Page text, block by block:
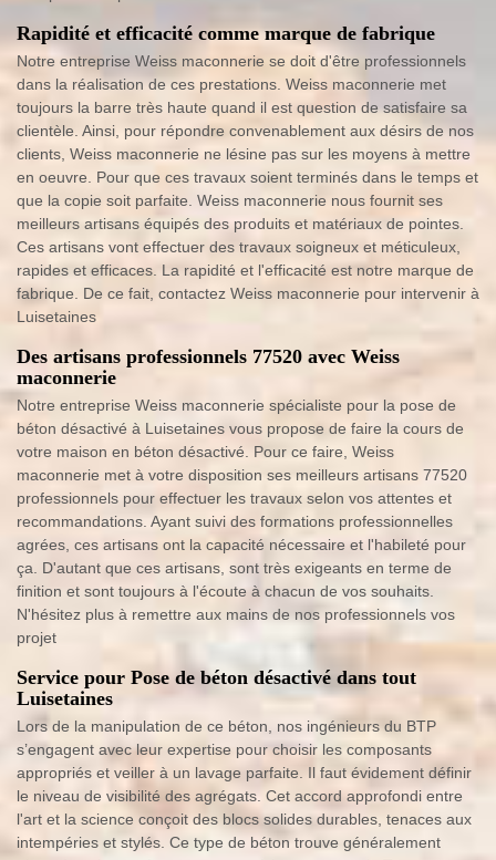
Rapidité et efficacité comme marque de fabrique
Notre entreprise Weiss maconnerie se doit d'être professionnels
dans la réalisation de ces prestations. Weiss maconnerie met
toujours la barre très haute quand il est question de satisfaire sa
clientèle. Ainsi, pour répondre convenablement aux désirs de nos
clients, Weiss maconnerie ne lésine pas sur les moyens à mettre
en oeuvre. Pour que ces travaux soient terminés dans le temps et
que la copie soit parfaite. Weiss maconnerie nous fournit ses
meilleurs artisans équipés des produits et matériaux de pointes.
Ces artisans vont effectuer des travaux soigneux et méticuleux,
rapides et efficaces. La rapidité et l'efficacité est notre marque de
fabrique. De ce fait, contactez Weiss maconnerie pour intervenir à
Luisetaines
Des artisans professionnels 77520 avec Weiss
maconnerie
Notre entreprise Weiss maconnerie spécialiste pour la pose de
béton désactivé à Luisetaines vous propose de faire la cours de
votre maison en béton désactivé. Pour ce faire, Weiss
maconnerie met à votre disposition ses meilleurs artisans 77520
professionnels pour effectuer les travaux selon vos attentes et
recommandations. Ayant suivi des formations professionnelles
agrées, ces artisans ont la capacité nécessaire et l'habileté pour
ça. D'autant que ces artisans, sont très exigeants en terme de
finition et sont toujours à l'écoute à chacun de vos souhaits.
N'hésitez plus à remettre aux mains de nos professionnels vos
projet
Service pour Pose de béton désactivé dans tout
Luisetaines
Lors de la manipulation de ce béton, nos ingénieurs du BTP
s’engagent avec leur expertise pour choisir les composants
appropriés et veiller à un lavage parfaite. Il faut évidement définir
le niveau de visibilité des agrégats. Cet accord approfondi entre
l'art et la science conçoit des blocs solides durables, tenaces aux
intempéries et stylés. Ce type de béton trouve généralement